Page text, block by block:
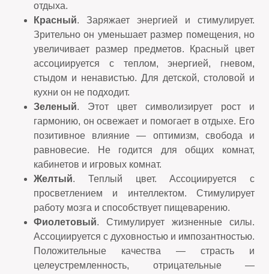
отдыха.
Красный. Заряжает энергией и стимулирует.
Зрительно он уменьшает размер помещения, но
увеличивает размер предметов. Красный цвет
ассоциируется с теплом, энергией, гневом,
стыдом и ненавистью. Для детской, столовой и
кухни он не подходит.
Зеленый. Этот цвет символизирует рост и
гармонию, он освежает и помогает в отдыхе. Его
позитивное влияние — оптимизм, свобода и
равновесие. Не годится для общих комнат,
кабинетов и игровых комнат.
Желтый. Теплый цвет. Ассоциируется с
просветлением и интеллектом. Стимулирует
работу мозга и способствует пищеварению.
Фиолетовый. Стимулирует жизненные силы.
Ассоциируется с духовностью и импозантностью.
Положительные качества — страсть и
целеустремленность, отрицательные —